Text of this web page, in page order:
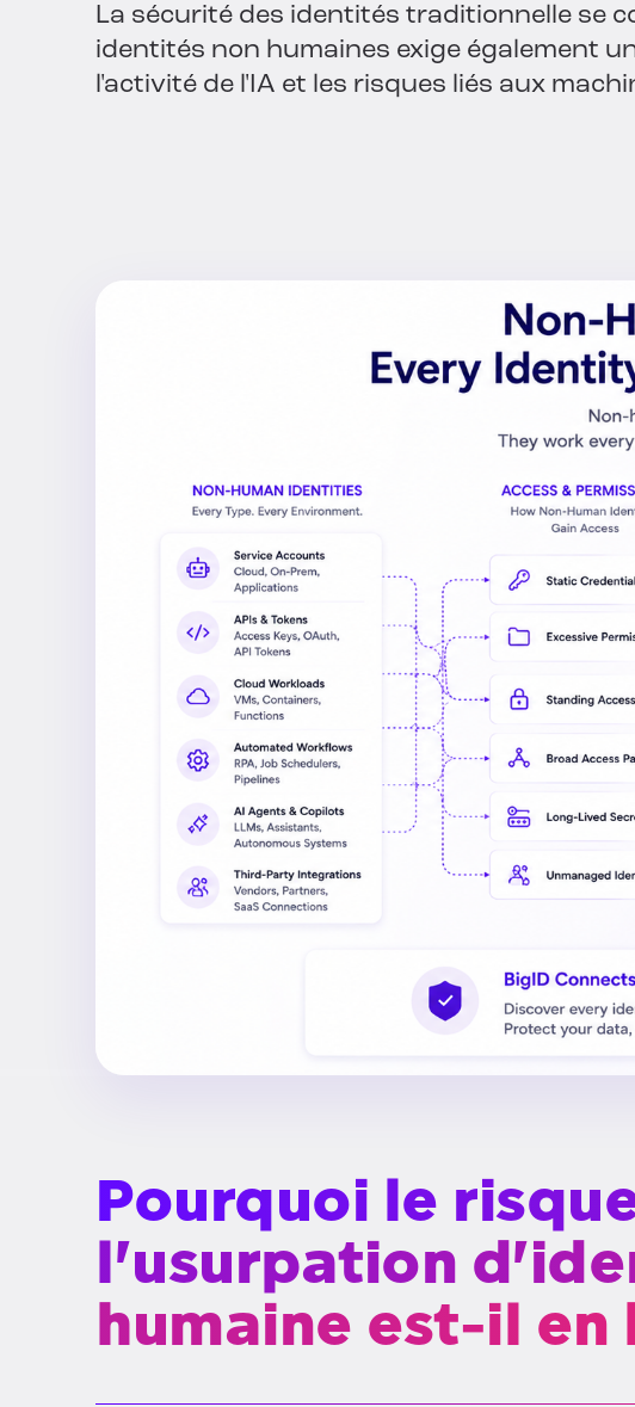
La sécurité des identités traditionnelle se
identités non humaines exige également
l'activité de l'IA et les risques liés aux
Pourquoi le
l'usurpation
humaine est-il en